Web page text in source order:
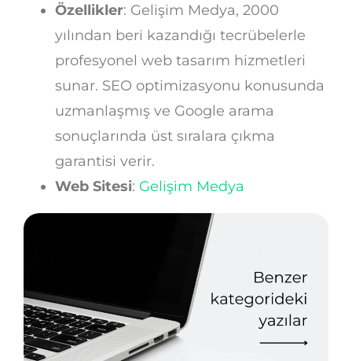
Özellikler: Gelişim Medya, 2000
yılından beri kazandığı tecrübelerle
profesyonel web tasarım hizmetleri
sunar. SEO optimizasyonu konusunda
uzmanlaşmış ve Google arama
sonuçlarında üst sıralara çıkma
garantisi verir.
Web Sitesi: Gelişim Medya